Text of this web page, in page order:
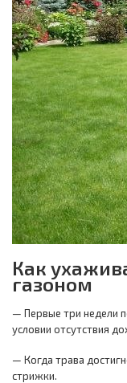
Как
газоном
— Первые три недели
условии отсутствия
— Когда трава
стрижки.